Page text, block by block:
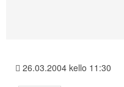
26.03.2004 kello 11:30